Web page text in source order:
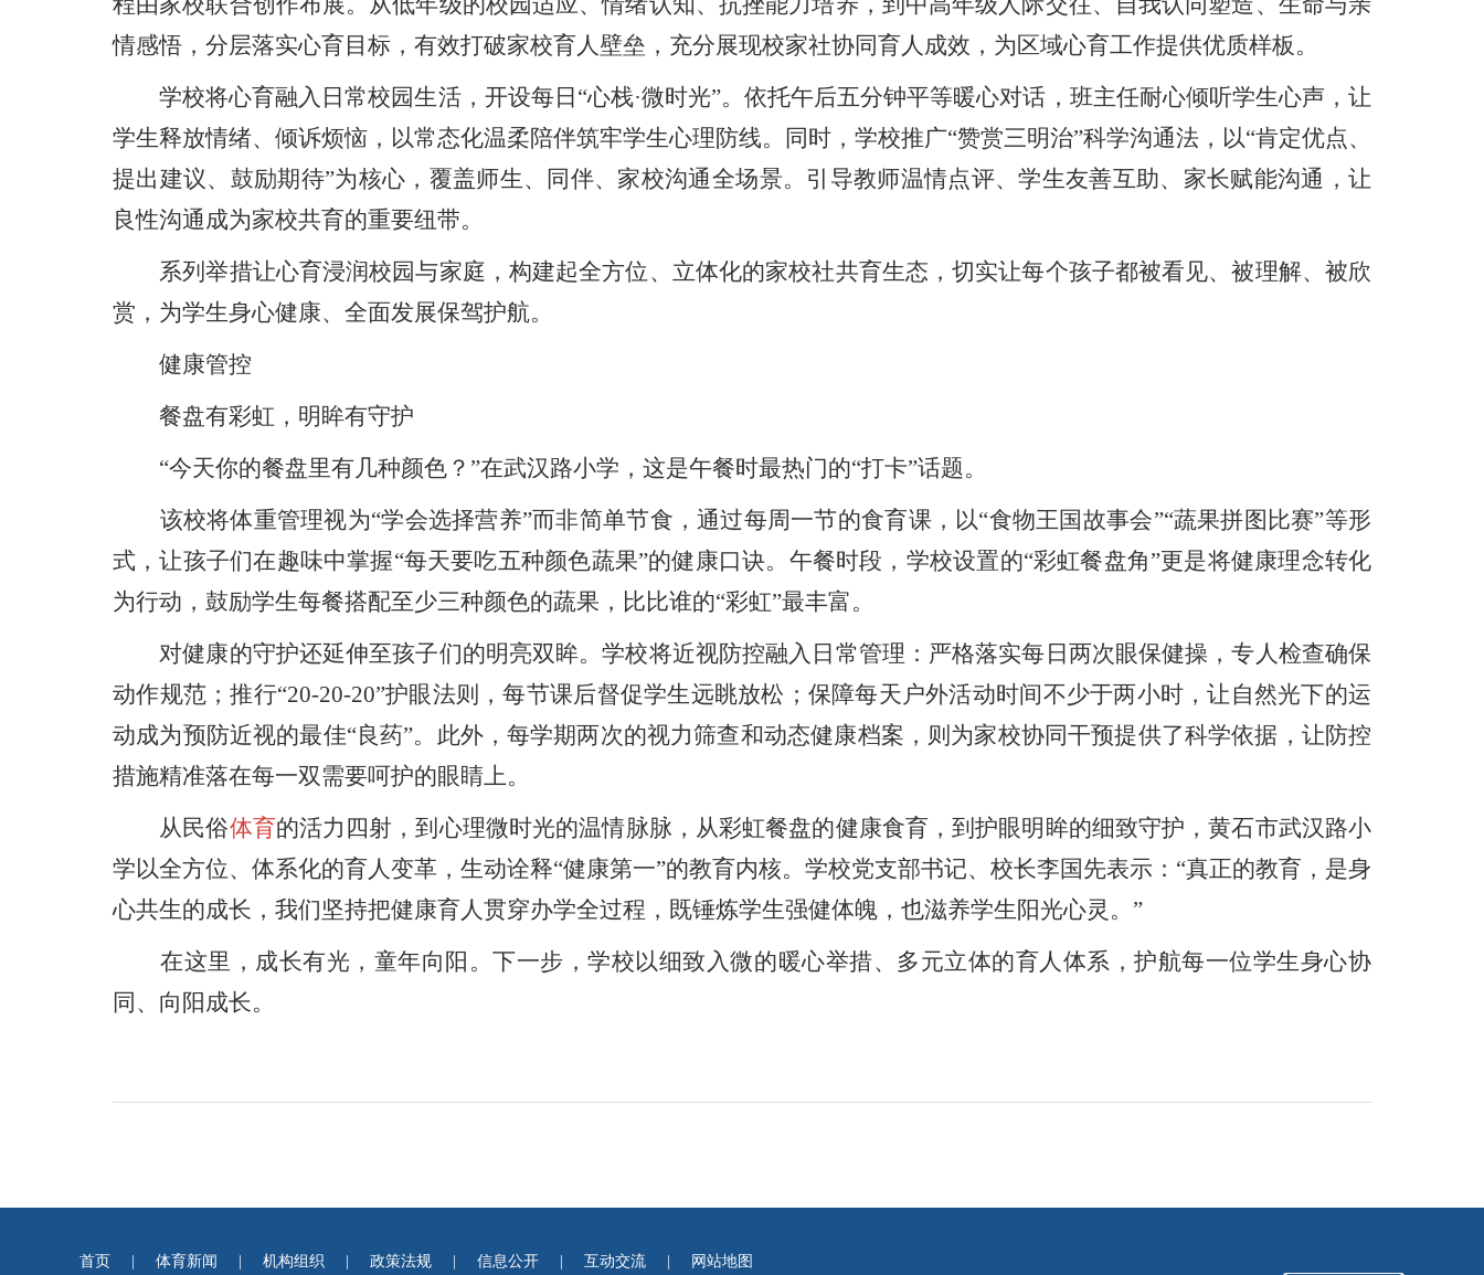
情感悟，分层落实心育目标，有效打破家校育人壁垒，充分展现校家社协同育人成效，为区域心育工作提供优质样板。
学校将心育融入日常校园生活，开设每日“心栈·微时光”。依托午后五分钟平等暖心对话，班主任耐心倾听学生心声，让
学生释放情绪、倾诉烦恼，以常态化温柔陪伴筑牢学生心理防线。同时，学校推广“赞赏三明治”科学沟通法，以“肯定优点、
提出建议、鼓励期待”为核心，覆盖师生、同伴、家校沟通全场景。引导教师温情点评、学生友善互助、家长赋能沟通，让
良性沟通成为家校共育的重要纽带。
系列举措让心育浸润校园与家庭，构建起全方位、立体化的家校社共育生态，切实让每个孩子都被看见、被理解、被欣
赏，为学生身心健康、全面发展保驾护航。
健康管控
餐盘有彩虹，明眸有守护
“今天你的餐盘里有几种颜色？”在武汉路小学，这是午餐时最热门的“打卡”话题。
该校将体重管理视为“学会选择营养”而非简单节食，通过每周一节的食育课，以“食物王国故事会”“蔬果拼图比赛”等形
式，让孩子们在趣味中掌握“每天要吃五种颜色蔬果”的健康口诀。午餐时段，学校设置的“彩虹餐盘角”更是将健康理念转化
为行动，鼓励学生每餐搭配至少三种颜色的蔬果，比比谁的“彩虹”最丰富。
对健康的守护还延伸至孩子们的明亮双眸。学校将近视防控融入日常管理：严格落实每日两次眼保健操，专人检查确保
动作规范；推行“20-20-20”护眼法则，每节课后督促学生远眺放松；保障每天户外活动时间不少于两小时，让自然光下的运
动成为预防近视的最佳“良药”。此外，每学期两次的视力筛查和动态健康档案，则为家校协同干预提供了科学依据，让防控
措施精准落在每一双需要呵护的眼睛上。
从民俗体育的活力四射，到心理微时光的温情脉脉，从彩虹餐盘的健康食育，到护眼明眸的细致守护，黄石市武汉路小
学以全方位、体系化的育人变革，生动诠释“健康第一”的教育内核。学校党支部书记、校长李国先表示：“真正的教育，是身
心共生的成长，我们坚持把健康育人贯穿办学全过程，既锤炼学生强健体魄，也滋养学生阳光心灵。”
在这里，成长有光，童年向阳。下一步，学校以细致入微的暖心举措、多元立体的育人体系，护航每一位学生身心协
同、向阳成长。
首页 体育新闻 机构组织 政策法规 信息公开 互动交流 网站地图